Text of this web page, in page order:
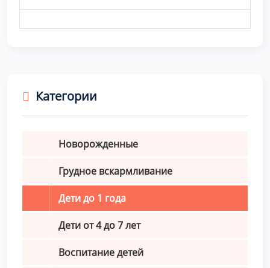
Категории
Новорожденные
Грудное вскармливание
Дети до 1 года
Дети от 4 до 7 лет
Воспитание детей